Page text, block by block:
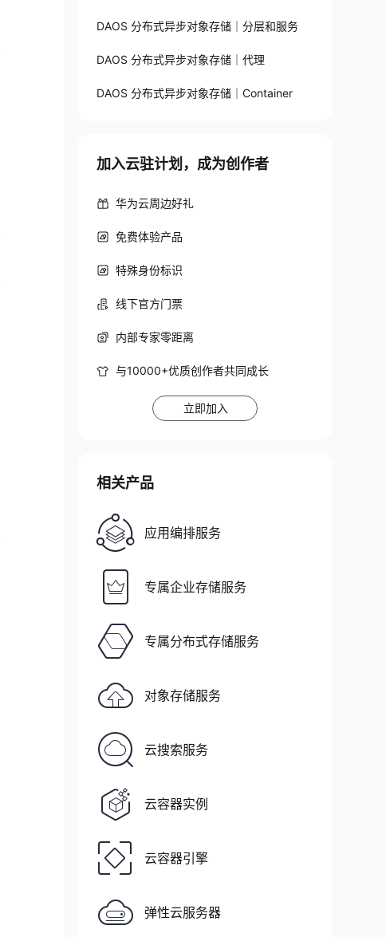
DAOS 分布式异步对象存储｜分层和服务
DAOS 分布式异步对象存储｜代理
DAOS 分布式异步对象存储｜Container
加入云驻计划，成为创作者
华为云周边好礼
免费体验产品
特殊身份标识
线下官方门票
内部专家零距离
与10000+优质创作者共同成长
立即加入
相关产品
应用编排服务
专属企业存储服务
专属分布式存储服务
对象存储服务
云搜索服务
云容器实例
云容器引擎
弹性云服务器